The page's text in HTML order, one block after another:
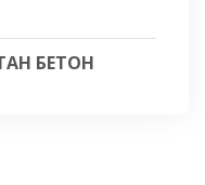
БЕТОН